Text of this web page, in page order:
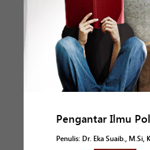
Pengantar Ilmu
Penulis: Dr. Eka Suaib., M.Si,